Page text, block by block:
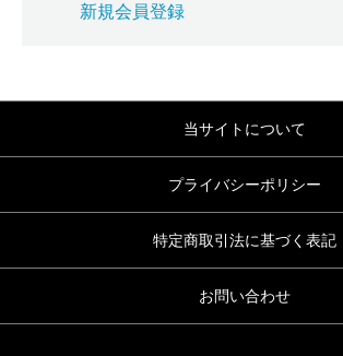
新規会員登録
当サイトについて
プライバシーポリシー
特定商取引法に基づく表記
お問い合わせ